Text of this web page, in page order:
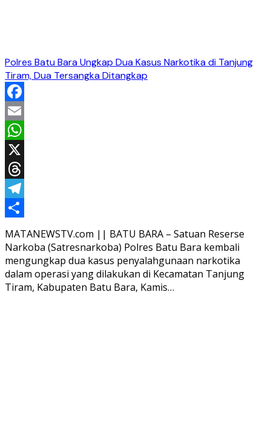
Polres Batu Bara Ungkap Dua Kasus Narkotika di Tanjung
Tiram, Dua Tersangka Ditangkap
Facebook
Email
WhatsApp
X
Threads
Telegram
Share
MATANEWSTV.com || BATU BARA – Satuan Reserse
Narkoba (Satresnarkoba) Polres Batu Bara kembali
mengungkap dua kasus penyalahgunaan narkotika
dalam operasi yang dilakukan di Kecamatan Tanjung
Tiram, Kabupaten Batu Bara, Kamis…